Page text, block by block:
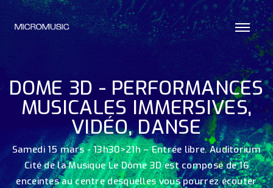
DOME 3D - PERFORMANCES
MUSICALES IMMERSIVES,
VIDÉO, DANSE
Samedi 15 mars - 13h30>21h – Entrée libre. Auditorium
Cité de la Musique Le Dôme 3D est composé de 16
enceintes au centre desquelles vous pourrez écouter